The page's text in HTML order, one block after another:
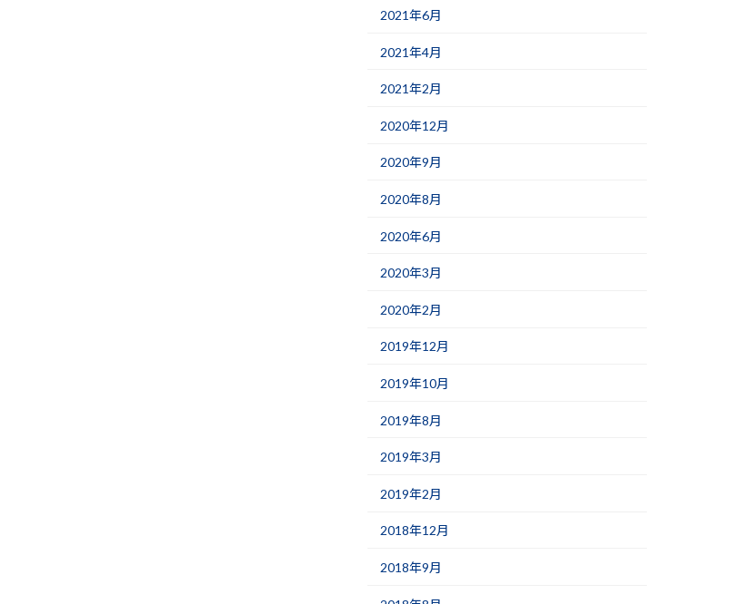
2021年6月
2021年4月
2021年2月
2020年12月
2020年9月
2020年8月
2020年6月
2020年3月
2020年2月
2019年12月
2019年10月
2019年8月
2019年3月
2019年2月
2018年12月
2018年9月